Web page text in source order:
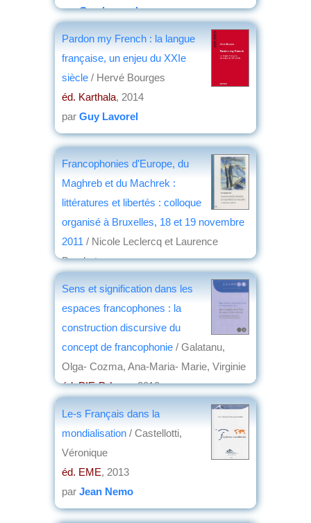
parGuy Lavorel
Pardon my French : la langue
française, un enjeu du XXIe
siècle / Hervé Bourges
éd. Karthala, 2014
par Guy Lavorel
Francophonies d'Europe, du
Maghreb et du Machrek :
littératures et libertés : colloque
organisé à Bruxelles, 18 et 19 novembre
2011 / Nicole Leclercq et Laurence
Boudart
Sens et signification dans les
espaces francophones : la
construction discursive du
concept de francophonie / Galatanu,
Olga- Cozma, Ana-Maria- Marie, Virginie
éd. PIE-P. Lang, 2013
Le-s Français dans la
mondialisation / Castellotti,
Véronique
éd. EME, 2013
par Jean Nemo